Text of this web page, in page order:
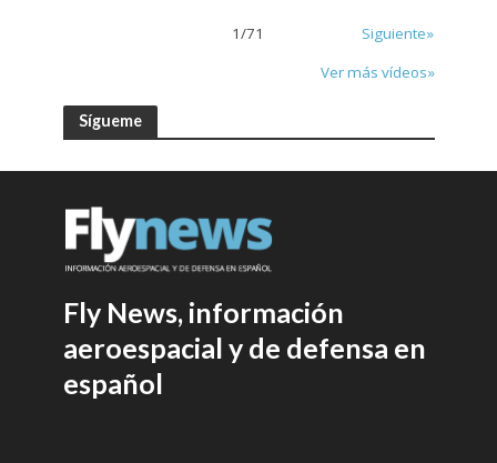
1/71
Siguiente»
Ver más vídeos»
Sígueme
Fly News, información
aeroespacial y de defensa en
español